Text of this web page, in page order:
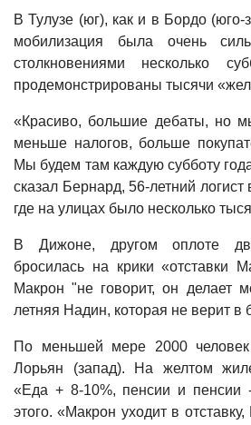
В Тулузе (юг), как и в Бордо (юго-
мобилизация была очень
столкновениями несколько
продемонстрированы тысячи
«Красиво, большие дебаты, но
меньше налогов, больше
Мы будем там каждую субботу
сказал Бернард, 56-летний логист
где на улицах было несколько
В Дижоне, другом оплоте
бросилась на крики «отставки
Макрон "не говорит, он делает
летняя Надин, которая не верит в
По меньшей мере 2000
Лорьян (запад). На желтом
«Еда + 8-10%, пенсии и пенсии
этого. «Макрон уходит в